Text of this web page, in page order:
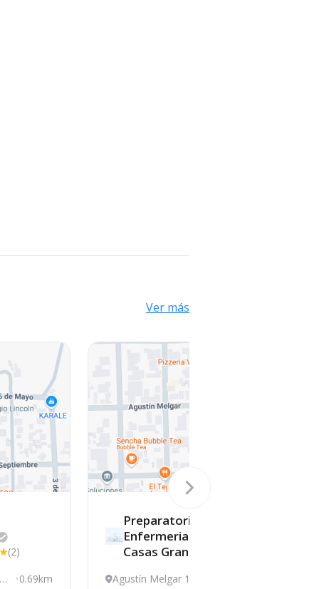
Ver más
(2)
0.69km
Preparatoria Esc.
Enfermeria De Nuevo
Casas Grandes
Agustín Melgar 1309,